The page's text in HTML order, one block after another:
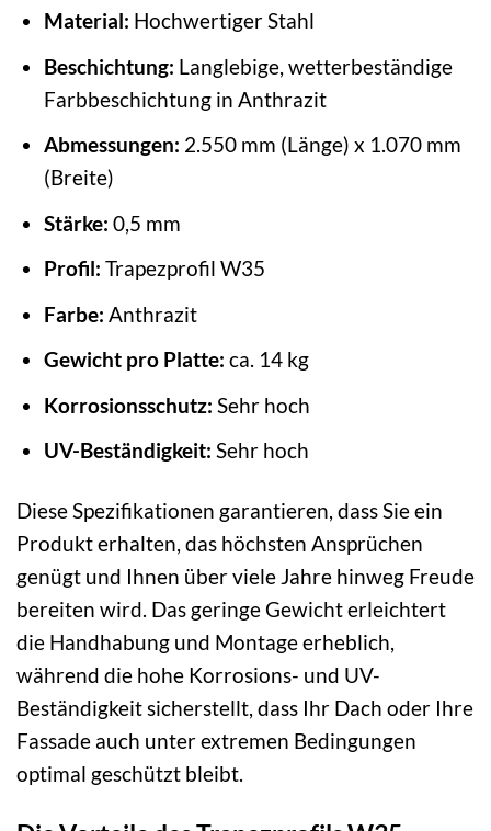
Material: Hochwertiger Stahl
Beschichtung: Langlebige, wetterbeständige
Farbbeschichtung in Anthrazit
Abmessungen: 2.550 mm (Länge) x 1.070 mm
(Breite)
Stärke: 0,5 mm
Profil: Trapezprofil W35
Farbe: Anthrazit
Gewicht pro Platte: ca. 14 kg
Korrosionsschutz: Sehr hoch
UV-Beständigkeit: Sehr hoch
Diese Spezifikationen garantieren, dass Sie ein
Produkt erhalten, das höchsten Ansprüchen
genügt und Ihnen über viele Jahre hinweg Freude
bereiten wird. Das geringe Gewicht erleichtert
die Handhabung und Montage erheblich,
während die hohe Korrosions- und UV-
Beständigkeit sicherstellt, dass Ihr Dach oder Ihre
Fassade auch unter extremen Bedingungen
optimal geschützt bleibt.